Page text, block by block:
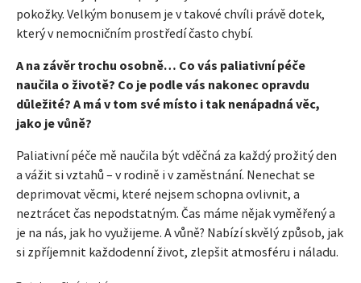
pokožky. Velkým bonusem je v takové chvíli právě dotek,
který v nemocničním prostředí často chybí.
A na závěr trochu osobně… Co vás paliativní péče
naučila o životě? Co je podle vás nakonec opravdu
důležité? A má v tom své místo i tak nenápadná věc,
jako je vůně?
Paliativní péče mě naučila být vděčná za každý prožitý den
a vážit si vztahů – v rodině i v zaměstnání. Nenechat se
deprimovat věcmi, které nejsem schopna ovlivnit, a
neztrácet čas nepodstatným. Čas máme nějak vyměřený a
je na nás, jak ho využijeme. A vůně? Nabízí skvělý způsob, jak
si zpříjemnit každodenní život, zlepšit atmosféru i náladu.